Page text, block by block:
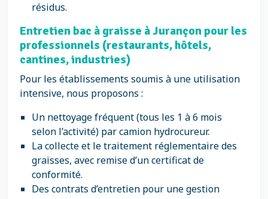
résidus.
Entretien bac à graisse à Jurançon pour les
professionnels (restaurants, hôtels,
cantines, industries)
Pour les établissements soumis à une utilisation
intensive, nous proposons :
Un nettoyage fréquent (tous les 1 à 6 mois
selon l’activité) par camion hydrocureur.
La collecte et le traitement réglementaire des
graisses, avec remise d’un certificat de
conformité.
Des contrats d’entretien pour une gestion